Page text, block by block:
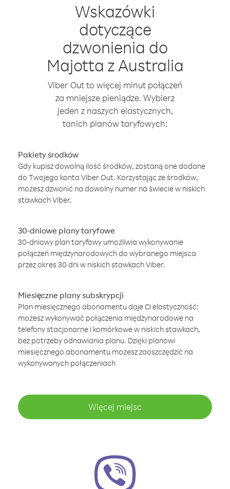
Wskazówki
dotyczące
dzwonienia do
Majotta z Australia
Viber Out to więcej minut połączeń
za mniejsze pieniądze. Wybierz
jeden z naszych elastycznych,
tanich planów taryfowych:
Pakiety środków
Gdy kupisz dowolną ilość środków, zostaną one dodane
do Twojego konta Viber Out. Korzystając ze środków,
możesz dzwonić na dowolny numer na świecie w niskich
stawkach Viber.
30-dniowe plany taryfowe
30-dniowy plan taryfowy umożliwia wykonywanie
połączeń międzynarodowych do wybranego miejsca
przez okres 30 dni w niskich stawkach Viber.
Miesięczne plany subskrypcji
Plan miesięcznego abonamentu daje Ci elastyczność:
możesz wykonywać połączenia międzynarodowe na
telefony stacjonarne i komórkowe w niskich stawkach,
bez potrzeby odnawiania planu. Dzięki planowi
miesięcznego abonamentu możesz zaoszczędzić na
wykonywanych połączeniach
Więcej miejsc